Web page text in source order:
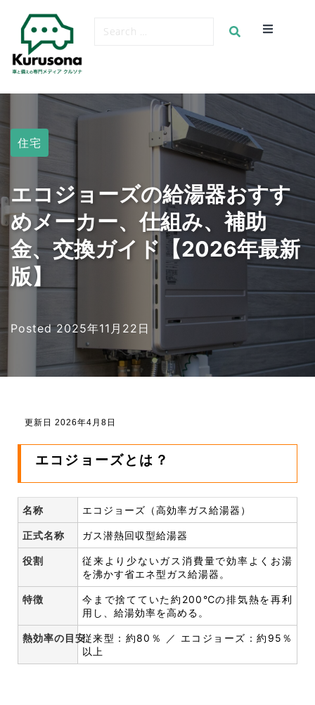
住宅
エコジョーズの給湯器おすす
めメーカー、仕組み、補助
金、交換ガイド【2026年最新
版】
Posted2025年11月22日
更新日 2026年4月8日
エコジョーズとは？
名称 エコジョーズ（高効率ガス給湯器）
正式名称 ガス潜熱回収型給湯器
役割
従来より少ないガス消費量で効率よくお湯
を沸かす省エネ型ガス給湯器。
特徴
今まで捨てていた約200℃の排気熱を再利
用し、給湯効率を高める。
熱効率の目安従来型：約80％ ／ エコジョーズ：約95％
以上